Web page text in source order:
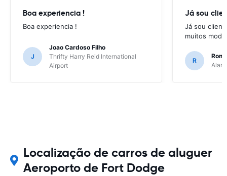
Boa experiencia !
Boa experiencia !
J
Joao Cardoso Filho
Thrifty Harry Reid International
Airport
Já sou
Já sou
muitos
R
Localização de carros de aluguer
Aeroporto de Fort Dodge